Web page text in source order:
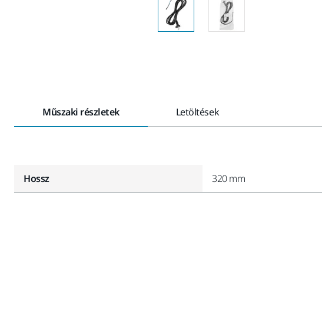
Műszaki részletek Letöltések
Hossz 320 mm